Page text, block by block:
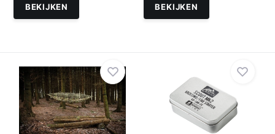
BEKIJKEN BEKIJKEN